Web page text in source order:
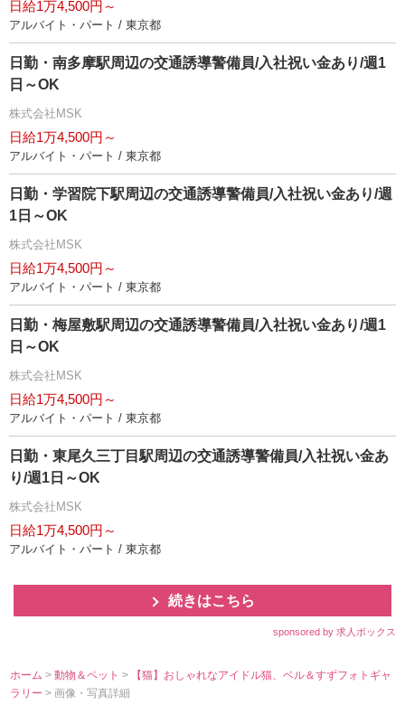
日給1万4,500円～
アルバイト・パート / 東京都
日勤・南多摩駅周辺の交通誘導警備員/入社祝い金あり/週1
日～OK
株式会社MSK
日給1万4,500円～
アルバイト・パート / 東京都
日勤・学習院下駅周辺の交通誘導警備員/入社祝い金あり/週
1日～OK
株式会社MSK
日給1万4,500円～
アルバイト・パート / 東京都
日勤・梅屋敷駅周辺の交通誘導警備員/入社祝い金あり/週1
日～OK
株式会社MSK
日給1万4,500円～
アルバイト・パート / 東京都
日勤・東尾久三丁目駅周辺の交通誘導警備員/入社祝い金あ
り/週1日～OK
株式会社MSK
日給1万4,500円～
アルバイト・パート / 東京都
続きはこちら
sponsored by 求人ボックス
ホーム >動物＆ペット>
【猫】おしゃれなアイドル猫、ベル＆すずフォトギャ
ラリー> 画像・写真詳細